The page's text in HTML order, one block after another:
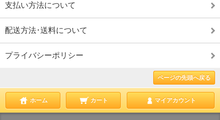
支払い方法について
配送方法･送料について
プライバシーポリシー
ページの先頭へ戻る
ホーム カート マイアカウント